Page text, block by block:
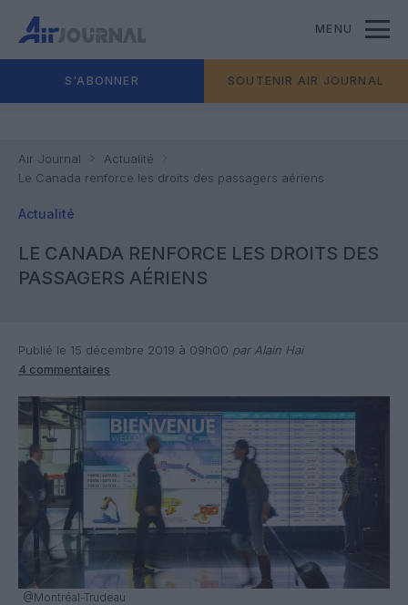
MENU
S'ABONNER SOUTENIR AIR JOURNAL
Air Journal
Actualité
Le Canada renforce les droits des passagers aériens
Actualité
LE CANADA RENFORCE LES DROITS DES
PASSAGERS AÉRIENS
Publié le 15 décembre 2019 à 09h00 par Alain Hai
4 commentaires
@Montréal-Trudeau